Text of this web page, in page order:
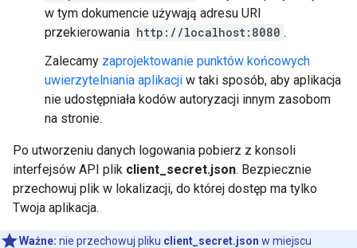
w tym dokumencie używają adresu URI
przekierowania http://localhost:8080 .
Zalecamy zaprojektowanie punktów końcowych
uwierzytelniania aplikacji w taki sposób, aby aplikacja
nie udostępniała kodów autoryzacji innym zasobom
na stronie.
Po utworzeniu danych logowania pobierz z konsoli
interfejsów API plik client_secret.json. Bezpiecznie
przechowuj plik w lokalizacji, do której dostęp ma tylko
Twoja aplikacja.
Ważne: nie przechowuj pliku client_secret.json w miejscu